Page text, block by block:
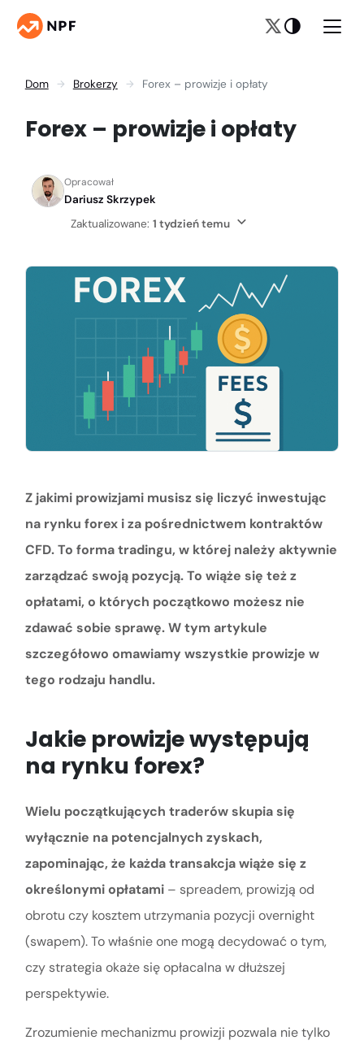
Dom Brokerzy Forex – prowizje i opłaty
Forex – prowizje i opłaty
Opracował
Dariusz Skrzypek
Zaktualizowane: 1 tydzień temu
Z jakimi prowizjami musisz się liczyć inwestując
na rynku forex i za pośrednictwem kontraktów
CFD. To forma tradingu, w której należy aktywnie
zarządzać swoją pozycją. To wiąże się też z
opłatami, o których początkowo możesz nie
zdawać sobie sprawę. W tym artykule
szczegółowo omawiamy wszystkie prowizje w
tego rodzaju handlu.
Jakie prowizje występują
na rynku forex?
Wielu początkujących traderów skupia się
wyłącznie na potencjalnych zyskach,
zapominając, że każda transakcja wiąże się z
określonymi opłatami – spreadem, prowizją od
obrotu czy kosztem utrzymania pozycji overnight
(swapem). To właśnie one mogą decydować o tym,
czy strategia okaże się opłacalna w dłuższej
perspektywie.
Zrozumienie mechanizmu prowizji pozwala nie tylko